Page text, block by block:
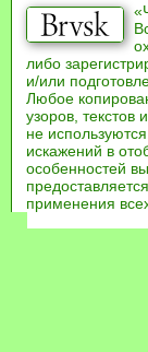
либо
и/или
Любое
узоров,
не
искажений в
особенностей
применения